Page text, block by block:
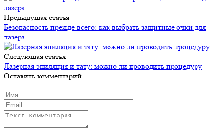
Предыдущая статья
Безопасность прежде всего: как выбрать защитные очки для
лазера
Следующая статья
Лазерная эпиляция и тату: можно ли проводить процедуру
Оставить комментарий